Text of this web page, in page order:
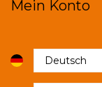
Mein Konto